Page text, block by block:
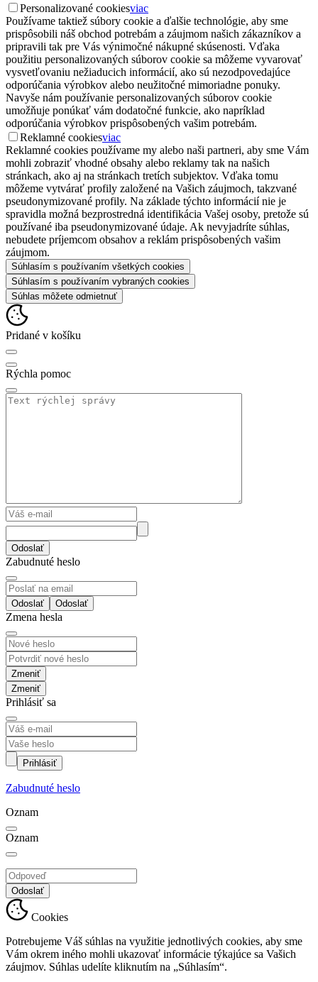
Personalizované cookiesviac
Používame taktiež súbory cookie a ďalšie technológie, aby sme
prispôsobili náš obchod potrebám a záujmom našich zákazníkov a
pripravili tak pre Vás výnimočné nákupné skúsenosti. Vďaka
použitiu personalizovaných súborov cookie sa môžeme vyvarovať
vysvetľovaniu nežiaducich informácií, ako sú nezodpovedajúce
odporúčania výrobkov alebo neužitočné mimoriadne ponuky.
Navyše nám používanie personalizovaných súborov cookie
umožňuje ponúkať vám dodatočné funkcie, ako napríklad
odporúčania výrobkov prispôsobených vašim potrebám.
Reklamné cookiesviac
Reklamné cookies používame my alebo naši partneri, aby sme Vám
mohli zobraziť vhodné obsahy alebo reklamy tak na našich
stránkach, ako aj na stránkach tretích subjektov. Vďaka tomu
môžeme vytvárať profily založené na Vašich záujmoch, takzvané
pseudonymizované profily. Na základe týchto informácií nie je
spravidla možná bezprostredná identifikácia Vašej osoby, pretože sú
používané iba pseudonymizované údaje. Ak nevyjadríte súhlas,
nebudete príjemcom obsahov a reklám prispôsobených vašim
záujmom.
Súhlasím s používaním všetkých cookies
Súhlasím s používaním vybraných cookies
Súhlas môžete odmietnuť
Pridané v košíku
Rýchla pomoc
Odoslať
Zabudnuté heslo
Odoslať
Zmena hesla
Zmeniť
Prihlásiť sa
Prihlásiť
Zabudnuté heslo
Oznam
Oznam
Odoslať
Cookies
Potrebujeme Váš súhlas na využitie jednotlivých cookies, aby sme
Vám okrem iného mohli ukazovať informácie týkajúce sa Vašich
záujmov. Súhlas udelíte kliknutím na „Súhlasím“.